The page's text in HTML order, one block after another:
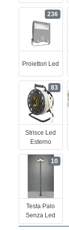
Proiettori Led
236
Strisce Led
Esterno
83
Testa Palo
Senza Led
10